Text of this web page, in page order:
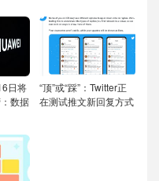
日将
数据
“顶”或“踩”：Twitter正
在测试推文新回复方式